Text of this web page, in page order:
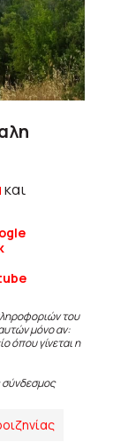
και
του
μόνο αν:
όπου γίνεται η
σύνδεσμος